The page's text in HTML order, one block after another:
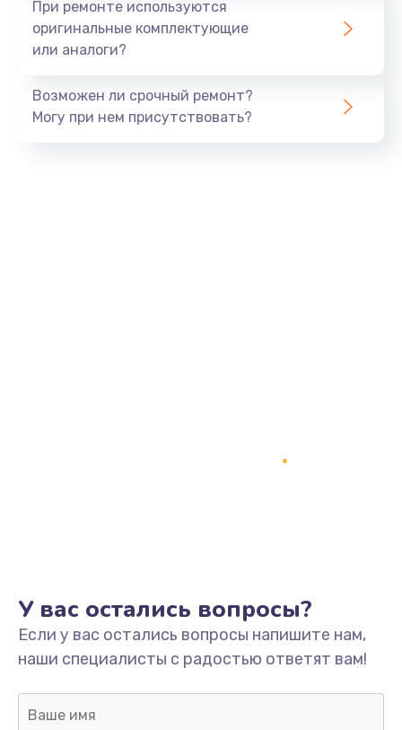
При ремонте используются
оригинальные комплектующие
или аналоги?
Возможен ли срочный ремонт?
Могу при нем присутствовать?
У вас остались вопросы?
Если у вас остались вопросы напишите нам,
наши специалисты с радостью ответят вам!